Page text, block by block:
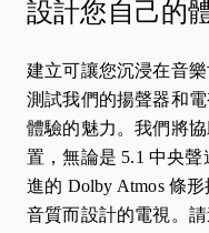
設計您自己的
建立可讓您沉浸在音
測試我們的揚聲器和
體驗的魅力。我們將
置，無論是 5.1 中央
進的 Dolby Atmos 條
音質而設計的電視。